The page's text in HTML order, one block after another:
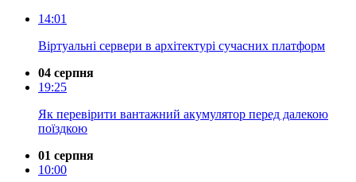
14:01
Віртуальні сервери в архітектурі сучасних платформ
04 серпня
19:25
Як перевірити вантажний акумулятор перед далекою
поїздкою
01 серпня
10:00